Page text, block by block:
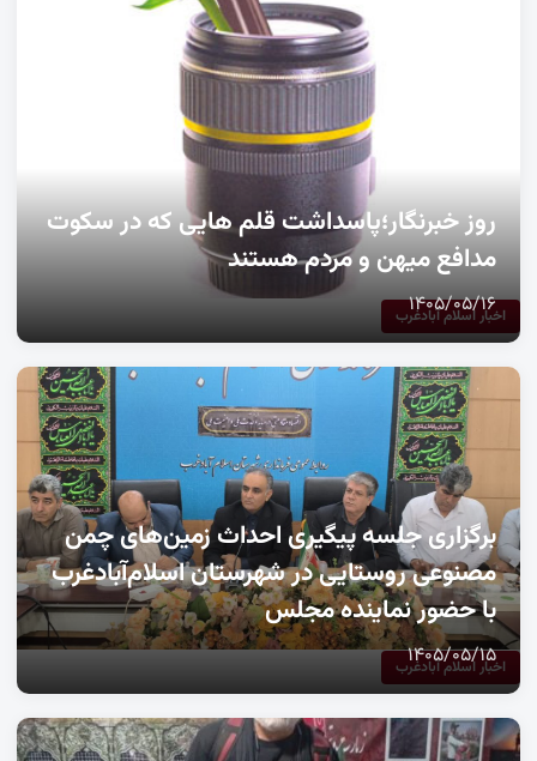
اخبار اسلام آبادغرب
روز خبرنگار؛پاسداشت قلم هایی که در سکوت
مدافع میهن و مردم هستند
۱۴۰۵/۰۵/۱۶
اخبار اسلام آبادغرب
برگزاری جلسه پیگیری احداث زمین‌های چمن
مصنوعی روستایی در شهرستان اسلام‌آبادغرب
با حضور نماینده مجلس
۱۴۰۵/۰۵/۱۵